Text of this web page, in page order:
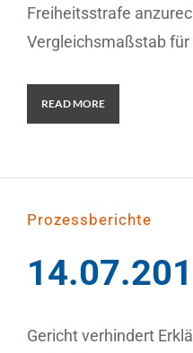
Freiheitsstrafe
Vergleichsmaßstab für
READ MORE
Prozessberichte
Gericht verhindert